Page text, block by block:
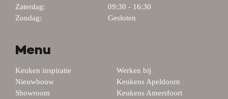
Zaterdag:
09:30 - 16:30
Zondag:
Gesloten
Menu
Keuken inspiratie
Nieuwbouw
Showroom
Werken bij
Keukens Apeldoorn
Keukens Amersfoort